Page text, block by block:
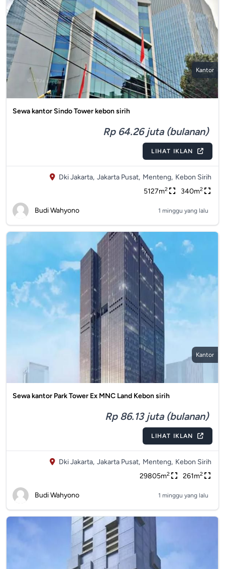
Kantor
Sewa kantor Sindo Tower kebon sirih
Rp 64.26 juta (bulanan)
LIHAT IKLAN
Dki Jakarta, Jakarta Pusat, Menteng, Kebon Sirih
5127m2 340m2
Budi Wahyono 1 minggu yang lalu
Kantor
Sewa kantor Park Tower Ex MNC Land Kebon sirih
Rp 86.13 juta (bulanan)
LIHAT IKLAN
Dki Jakarta, Jakarta Pusat, Menteng, Kebon Sirih
29805m2 261m2
Budi Wahyono 1 minggu yang lalu